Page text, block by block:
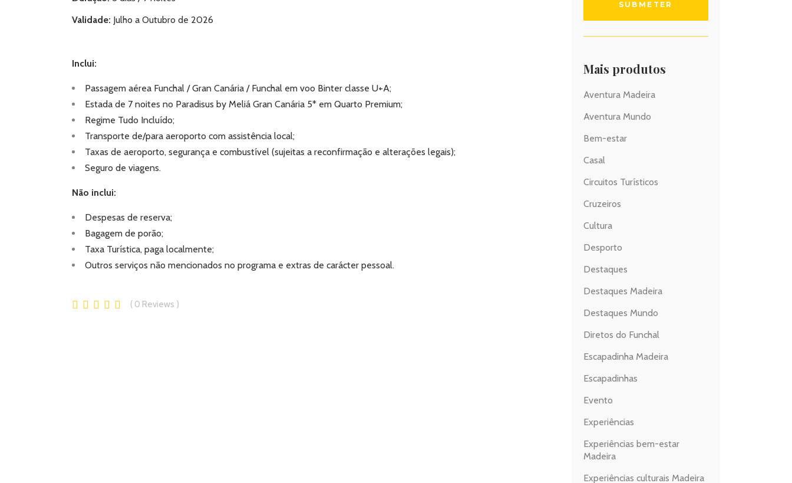
Validade: Julho a Outubro de 2026
Inclui:
Passagem aérea Funchal / Gran Canária / Funchal em voo Binter classe U+A;
Estada de 7 noites no Paradisus by Meliá Gran Canária 5* em Quarto Premium;
Regime Tudo Incluído;
Transporte de/para aeroporto com assistência local;
Taxas de aeroporto, segurança e combustível (sujeitas a reconfirmação e alterações legais);
Seguro de viagens.
Não inclui:
Despesas de reserva;
Bagagem de porão;
Taxa Turística, paga localmente;
Outros serviços não mencionados no programa e extras de carácter pessoal.
0 Reviews
Mais produtos
Aventura Madeira
Aventura Mundo
Bem-estar
Casal
Circuitos Turísticos
Cruzeiros
Cultura
Desporto
Destaques
Destaques Madeira
Destaques Mundo
Diretos do Funchal
Escapadinha Madeira
Escapadinhas
Evento
Experiências
Experiências bem-estar
Madeira
Experiências culturais Madeira